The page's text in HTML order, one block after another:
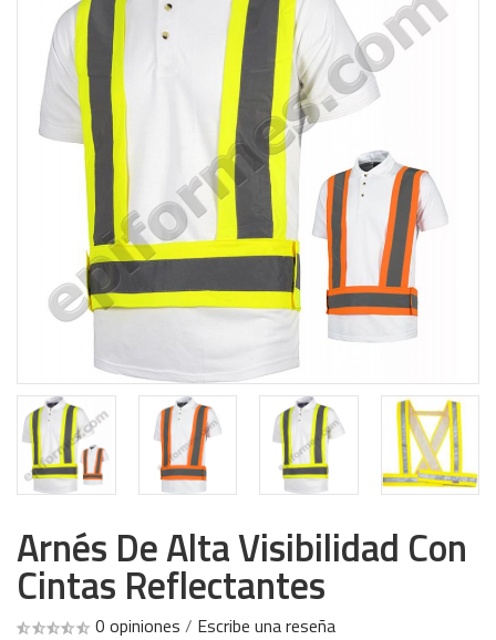
Arnés De Alta Visibilidad Con
Cintas Reflectantes
0 opiniones / Escribe una reseña